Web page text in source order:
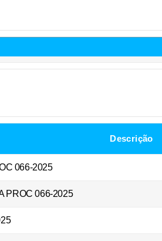
Descrição
066-2025
PROC 066-2025